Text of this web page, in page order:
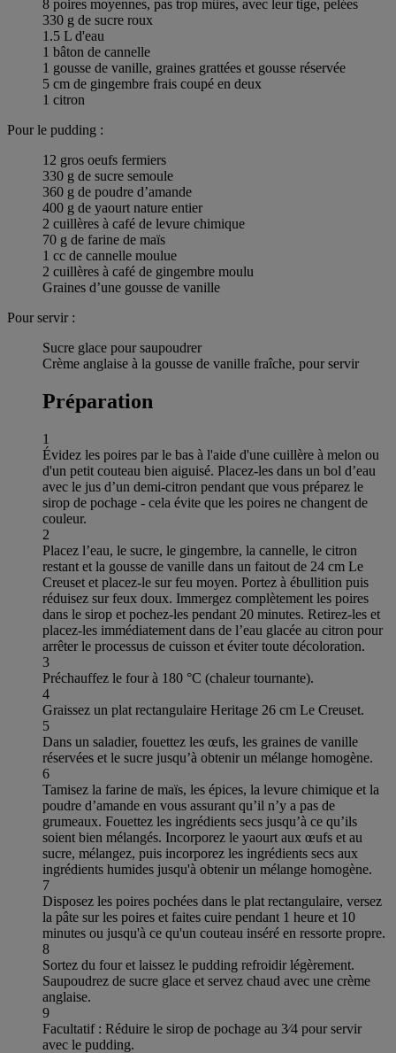
8 poires moyennes, pas trop mûres, avec leur tige, pelées
330 g de sucre roux
1.5 L d'eau
1 bâton de cannelle
1 gousse de vanille, graines grattées et gousse réservée
5 cm de gingembre frais coupé en deux
1 citron
Pour le pudding :
12 gros oeufs fermiers
330 g de sucre semoule
360 g de poudre d’amande
400 g de yaourt nature entier
2 cuillères à café de levure chimique
70 g de farine de maïs
1 cc de cannelle moulue
2 cuillères à café de gingembre moulu
Graines d’une gousse de vanille
Pour servir :
Sucre glace pour saupoudrer
Crème anglaise à la gousse de vanille fraîche, pour servir
Préparation
1
Évidez les poires par le bas à l'aide d'une cuillère à melon ou
d'un petit couteau bien aiguisé. Placez-les dans un bol d’eau
avec le jus d’un demi-citron pendant que vous préparez le
sirop de pochage - cela évite que les poires ne changent de
couleur.
2
Placez l’eau, le sucre, le gingembre, la cannelle, le citron
restant et la gousse de vanille dans un faitout de 24 cm Le
Creuset et placez-le sur feu moyen. Portez à ébullition puis
réduisez sur feux doux. Immergez complètement les poires
dans le sirop et pochez-les pendant 20 minutes. Retirez-les et
placez-les immédiatement dans de l’eau glacée au citron pour
arrêter le processus de cuisson et éviter toute décoloration.
3
Préchauffez le four à 180 °C (chaleur tournante).
4
Graissez un plat rectangulaire Heritage 26 cm Le Creuset.
5
Dans un saladier, fouettez les œufs, les graines de vanille
réservées et le sucre jusqu’à obtenir un mélange homogène.
6
Tamisez la farine de maïs, les épices, la levure chimique et la
poudre d’amande en vous assurant qu’il n’y a pas de
grumeaux. Fouettez les ingrédients secs jusqu’à ce qu’ils
soient bien mélangés. Incorporez le yaourt aux œufs et au
sucre, mélangez, puis incorporez les ingrédients secs aux
ingrédients humides jusqu'à obtenir un mélange homogène.
7
Disposez les poires pochées dans le plat rectangulaire, versez
la pâte sur les poires et faites cuire pendant 1 heure et 10
minutes ou jusqu'à ce qu'un couteau inséré en ressorte propre.
8
Sortez du four et laissez le pudding refroidir légèrement.
Saupoudrez de sucre glace et servez chaud avec une crème
anglaise.
9
Facultatif : Réduire le sirop de pochage au 3⁄4 pour servir
avec le pudding.